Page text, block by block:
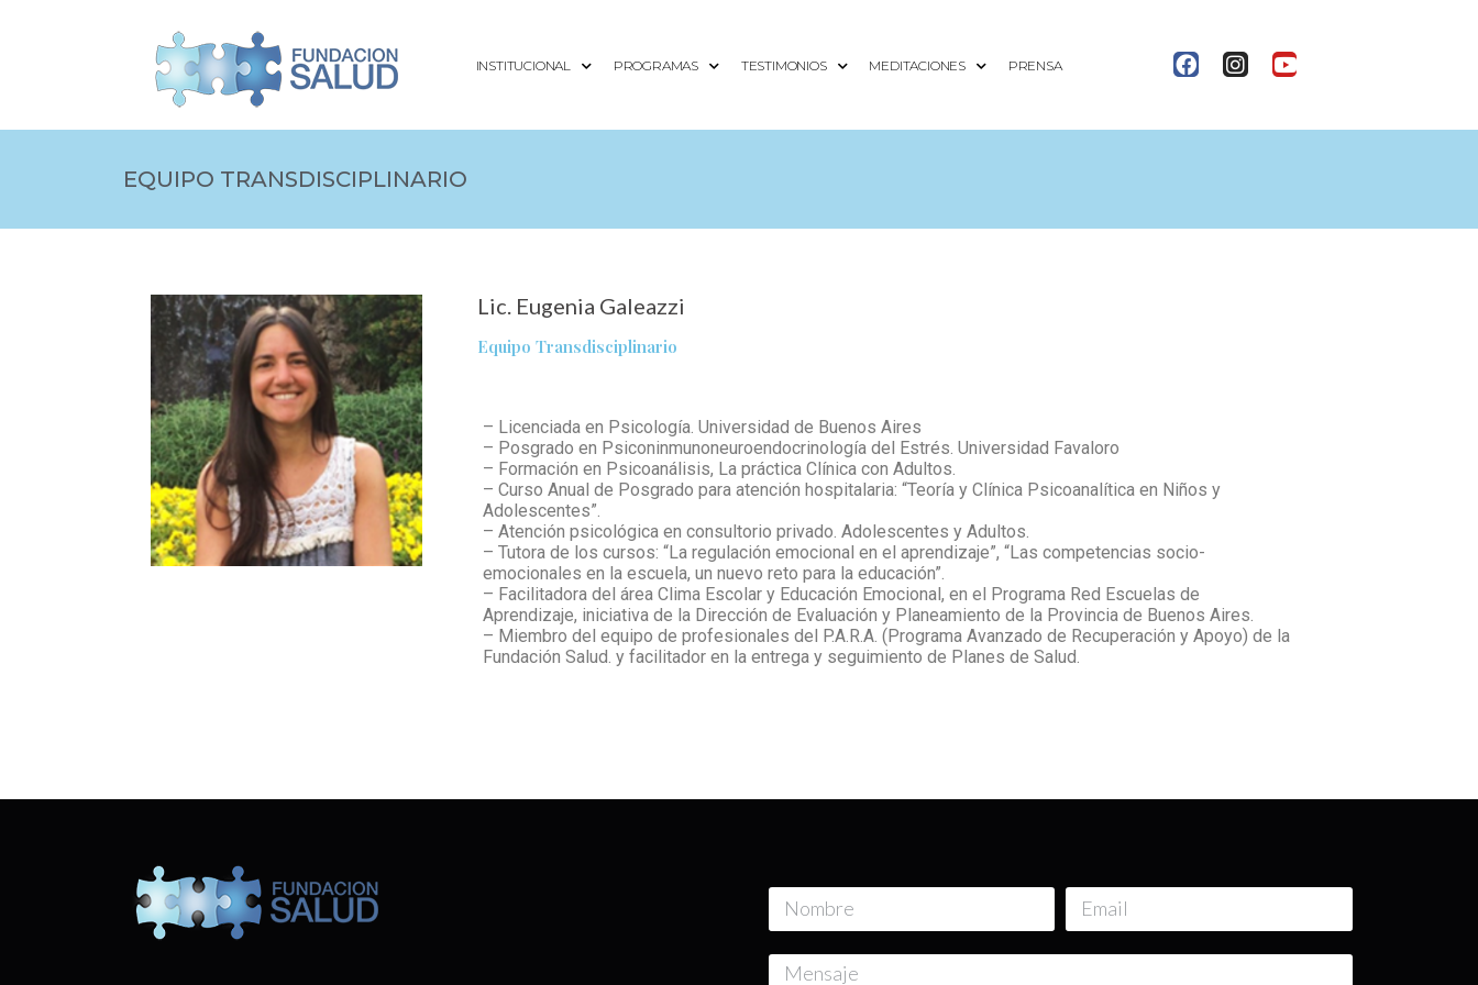
INSTITUCIONAL PROGRAMAS TESTIMONIOS MEDITACIONES PRENSA
EQUIPO TRANSDISCIPLINARIO
Lic. Eugenia Galeazzi
Equipo Transdisciplinario
– Licenciada en Psicología. Universidad de Buenos Aires
– Posgrado en Psiconinmunoneuroendocrinología del Estrés. Universidad Favaloro
– Formación en Psicoanálisis, La práctica Clínica con Adultos.
– Curso Anual de Posgrado para atención hospitalaria: “Teoría y Clínica Psicoanalítica en Niños y
Adolescentes”.
– Atención psicológica en consultorio privado. Adolescentes y Adultos.
– Tutora de los cursos: “La regulación emocional en el aprendizaje”, “Las competencias socio-
emocionales en la escuela, un nuevo reto para la educación”.
– Facilitadora del área Clima Escolar y Educación Emocional, en el Programa Red Escuelas de
Aprendizaje, iniciativa de la Dirección de Evaluación y Planeamiento de la Provincia de Buenos Aires.
– Miembro del equipo de profesionales del P.A.R.A. (Programa Avanzado de Recuperación y Apoyo) de la
Fundación Salud. y facilitador en la entrega y seguimiento de Planes de Salud.